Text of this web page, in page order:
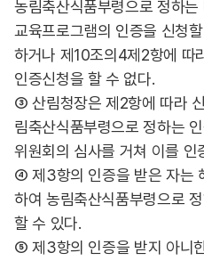
농림축산식품부령으로 정하
교육프로그램의 인증을 신청
하거나 제10조의4제2항에 따
인증신청을 할 수 없다.
③ 산림청장은 제2항에 따라
림축산식품부령으로 정하는
위원회의 심사를 거쳐 이를 인
④ 제3항의 인증을 받은 자는
하여 농림축산식품부령으로
할 수 있다.
⑤ 제3항의 인증을 받지 아니